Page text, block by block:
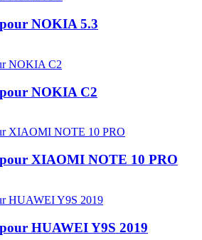
NOKIA 5.3
NOKIA C2
XIAOMI NOTE 10 PRO
HUAWEI Y9S 2019